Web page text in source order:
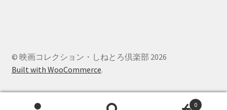
© 映画コレクション・しねとろ倶楽部 2026
Built with WooCommerce.
0